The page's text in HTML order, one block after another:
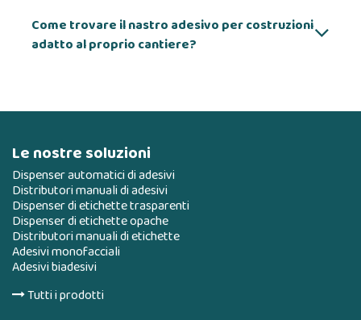
Come trovare il nastro adesivo per costruzioni
adatto al proprio cantiere?
Le nostre soluzioni
Dispenser automatici di adesivi
Distributori manuali di adesivi
Dispenser di etichette trasparenti
Dispenser di etichette opache
Distributori manuali di etichette
Adesivi monofacciali
Adesivi biadesivi
Tutti i prodotti